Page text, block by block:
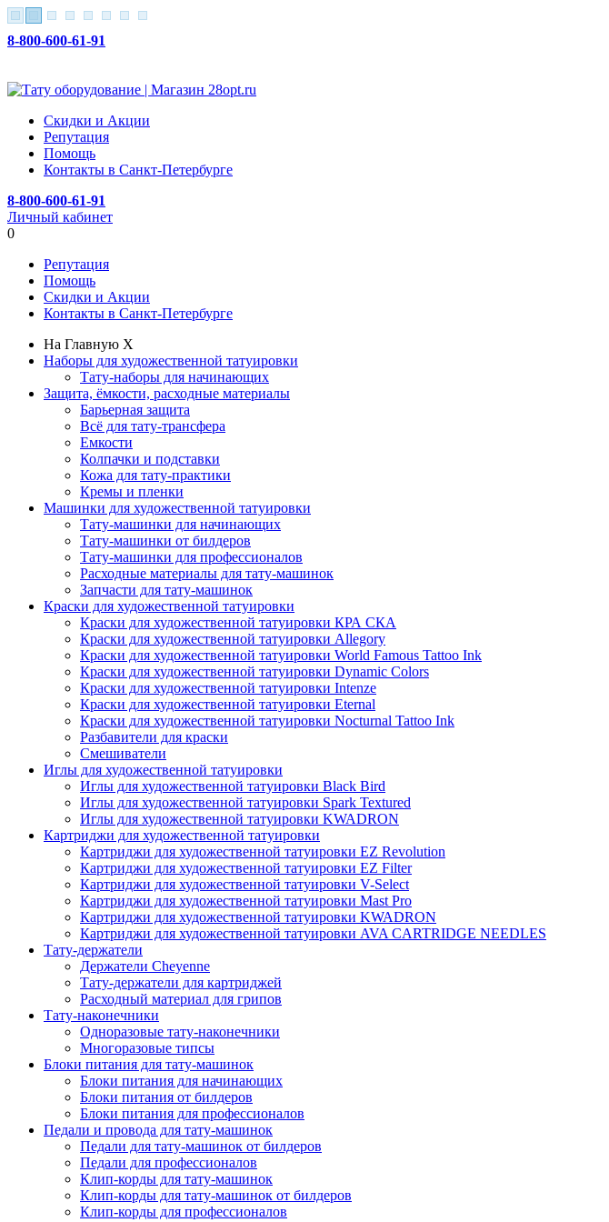
8-800-600-61-91
Скидки и Акции
Репутация
Помощь
Контакты в Санкт-Петербурге
8-800-600-61-91
Личный кабинет
0
Репутация
Помощь
Скидки и Акции
Контакты в Санкт-Петербурге
На Главную X
Наборы для художественной татуировки
Тату-наборы для начинающих
Защита, ёмкости, расходные материалы
Барьерная защита
Всё для тату-трансфера
Емкости
Колпачки и подставки
Кожа для тату-практики
Кремы и пленки
Машинки для художественной татуировки
Тату-машинки для начинающих
Тату-машинки от билдеров
Тату-машинки для профессионалов
Расходные материалы для тату-машинок
Запчасти для тату-машинок
Краски для художественной татуировки
Краски для художественной татуировки КРА СКА
Краски для художественной татуировки Allegory
Краски для художественной татуировки World Famous Tattoo Ink
Краски для художественной татуировки Dynamic Colors
Краски для художественной татуировки Intenze
Краски для художественной татуировки Eternal
Краски для художественной татуировки Nocturnal Tattoo Ink
Разбавители для краски
Смешиватели
Иглы для художественной татуировки
Иглы для художественной татуировки Black Bird
Иглы для художественной татуировки Spark Textured
Иглы для художественной татуировки KWADRON
Картриджи для художественной татуировки
Картриджи для художественной татуировки EZ Revolution
Картриджи для художественной татуировки EZ Filter
Картриджи для художественной татуировки V-Select
Картриджи для художественной татуировки Mast Pro
Картриджи для художественной татуировки KWADRON
Картриджи для художественной татуировки AVA CARTRIDGE NEEDLES
Тату-держатели
Держатели Cheyenne
Тату-держатели для картриджей
Расходный материал для грипов
Тату-наконечники
Одноразовые тату-наконечники
Многоразовые типсы
Блоки питания для тату-машинок
Блоки питания для начинающих
Блоки питания от билдеров
Блоки питания для профессионалов
Педали и провода для тату-машинок
Педали для тату-машинок от билдеров
Педали для профессионалов
Клип-корды для тату-машинок
Клип-корды для тату-машинок от билдеров
Клип-корды для профессионалов